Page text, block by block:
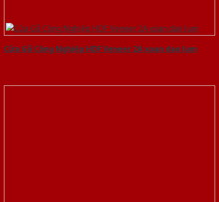
Cửa Gỗ Công Nghiệp HDF Veneer 2A xoan dao lum